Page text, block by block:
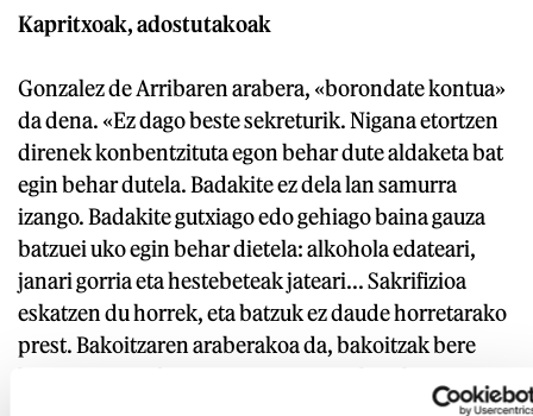
Kapritxoak, adostutakoak
Gonzalez de Arribaren arabera, «borondate kontua»
da dena. «Ez dago beste sekreturik. Nigana etortzen
direnek konbentzituta egon behar dute aldaketa bat
egin behar dutela. Badakite ez dela lan samurra
izango. Badakite gutxiago edo gehiago baina gauza
batzuei uko egin behar dietela: alkohola edateari,
janari gorria eta hestebeteak jateari... Sakrifizioa
eskatzen du horrek, eta batzuk ez daude horretarako
prest. Bakoitzaren araberakoa da, bakoitzak bere